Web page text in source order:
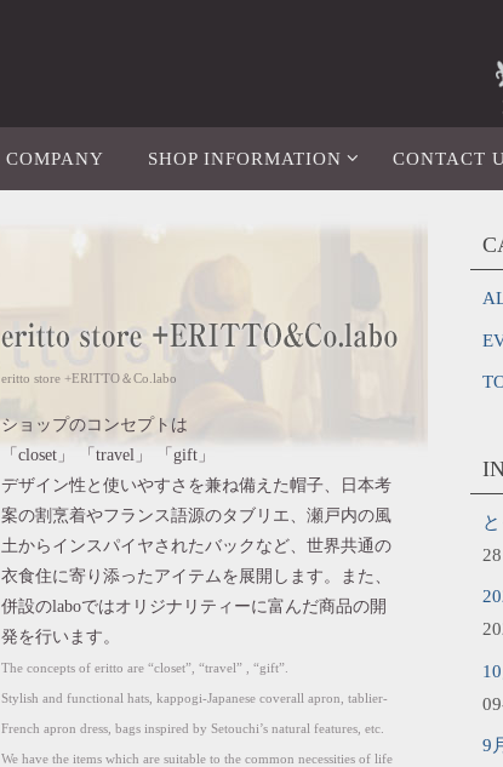
COMPANY SHOP INFORMATION CONTACT
eritto store +ERITTO＆Co.labo
ショップのコンセプトは
「closet」 「travel」 「gift」
デザイン性と使いやすさを兼ね備えた帽子、日本考
案の割烹着やフランス語源のタブリエ、瀬戸内の風
土からインスパイヤされたバックなど、世界共通の
衣食住に寄り添ったアイテムを展開します。また、
併設のlaboではオリジナリティーに富んだ商品の開
発を行います。
The concepts of eritto are “closet”, “travel” , “gift”.
Stylish and functional hats, kappogi-Japanese coverall apron, tablier-
French apron dress, bags inspired by Setouchi’s natural features, etc.
We have the items which are suitable to the common necessities of life
28
9